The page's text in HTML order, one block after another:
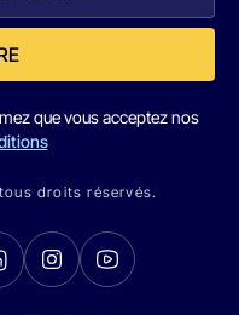
que vous acceptez nos
droits réservés.